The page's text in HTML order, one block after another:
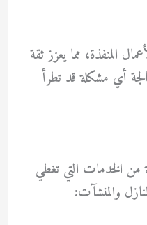
المنفذة، مما يعزز ثقة
أي مشكلة قد تطرأ
من الخدمات التي تغطي
والمنشآت: